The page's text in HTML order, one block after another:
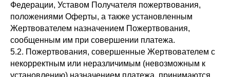
Федерации, Уставом Получателя пожертвования,
положениями Оферты, а также установленным
Жертвователем назначением Пожертвования,
сообщенным им при совершении платежа.
5.2. Пожертвования, совершенные Жертвователем с
некорректным или неразличимым (невозможным к
установлению) назначением платежа, принимаются